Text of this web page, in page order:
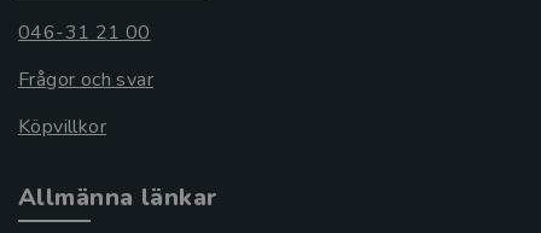
046-31 21 00
Frågor och svar
Köpvillkor
Allmänna länkar